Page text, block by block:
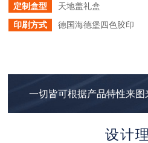
定制盒型
天地盖礼盒
印刷方式
德国海德堡四色胶印
一切皆可根据产品特性来图
设计